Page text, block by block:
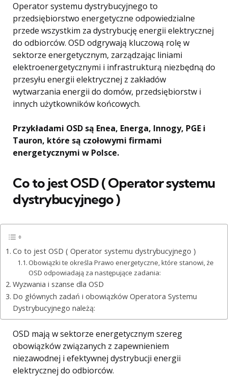
Operator systemu dystrybucyjnego to
przedsiębiorstwo energetyczne odpowiedzialne
przede wszystkim za dystrybucję energii elektrycznej
do odbiorców. OSD odgrywają kluczową rolę w
sektorze energetycznym, zarządzając liniami
elektroenergetycznymi i infrastrukturą niezbędną do
przesyłu energii elektrycznej z zakładów
wytwarzania energii do domów, przedsiębiorstw i
innych użytkowników końcowych.
Przykładami OSD są Enea, Energa, Innogy, PGE i
Tauron, które są czołowymi firmami
energetycznymi w Polsce.
Co to jest OSD ( Operator systemu
dystrybucyjnego )
Co to jest OSD ( Operator systemu dystrybucyjnego )
Obowiązki te określa Prawo energetyczne, które stanowi, że
OSD odpowiadają za następujące zadania:
Wyzwania i szanse dla OSD
Do głównych zadań i obowiązków Operatora Systemu
Dystrybucyjnego należą:
OSD mają w sektorze energetycznym szereg
obowiązków związanych z zapewnieniem
niezawodnej i efektywnej dystrybucji energii
elektrycznej do odbiorców.